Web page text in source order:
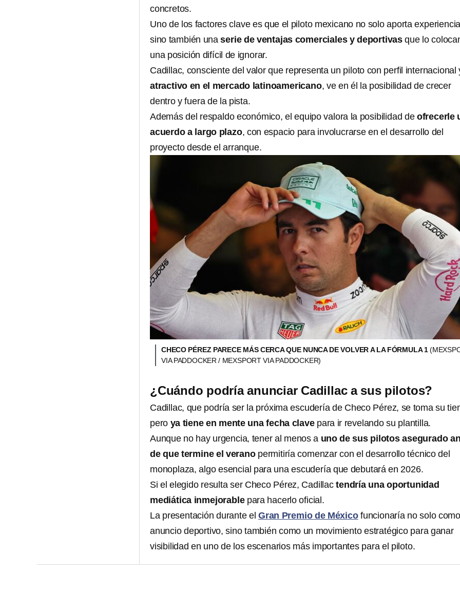
concretos.
Uno de los factores clave es que el piloto mexicano no solo aporta
sino también unaserie de ventajas comerciales y deportivas que lo
una posición difícil de ignorar.
Cadillac, consciente del valor que representa un piloto con perfil internacional
atractivo en el mercado latinoamericano, ve en él la posibilidad de crecer
dentro y fuera de la pista.
Además del respaldo económico, el equipo valora la posibilidad de ofrecerle
acuerdo a largo plazo, con espacio para involucrarse en el desarrollo del
proyecto desde el arranque.
CHECO PÉREZ PARECE MÁS CERCA QUE NUNCA DE VOLVER A LA FÓRMULA 1
VIA PADDOCKER / MEXSPORT VIA PADDOCKER)
¿Cuándo podría anunciar Cadillac a sus pilotos?
Cadillac, que podría ser la próxima escudería de Checo Pérez, se toma su
pero ya tiene en mente una fecha clavepara ir revelando su plantilla.
Aunque no hay urgencia, tener al menos a uno de sus pilotos asegurado
de que termine el veranopermitiría comenzar con el desarrollo técnico del
monoplaza, algo esencial para una escudería que debutará en 2026.
Si el elegido resulta ser Checo Pérez, Cadillactendría una oportunidad
mediática inmejorablepara hacerlo oficial.
La presentación durante el Gran Premio de México funcionaría no solo
anuncio deportivo, sino también como un movimiento estratégico para ganar
visibilidad en uno de los escenarios más importantes para el piloto.